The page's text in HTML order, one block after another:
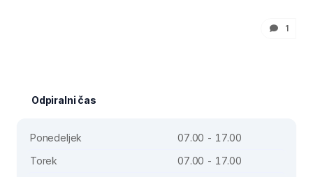
1
Odpiralni čas
Ponedeljek
07.00 - 17.00
Torek
07.00 - 17.00